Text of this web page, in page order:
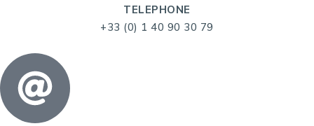
TELEPHONE
+33 (0) 1 40 90 30 79